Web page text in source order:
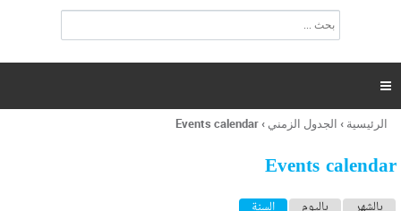
ت
ر
ل
ح
ب

أنت
هنا
الرئيسية › الجدول الزمني ›
Events calendar
Events calendar